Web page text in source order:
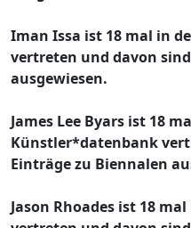
Iman Issa ist 18 mal in
vertreten und davon
ausgewiesen.
James Lee Byars ist 18
Künstler*datenbank
Einträge zu Biennalen
Jason Rhoades ist 18